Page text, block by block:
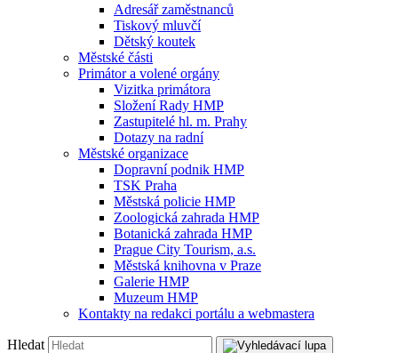
Adresář zaměstnanců
Tiskový mluvčí
Dětský koutek
Městské části
Primátor a volené orgány
Vizitka primátora
Složení Rady HMP
Zastupitelé hl. m. Prahy
Dotazy na radní
Městské organizace
Dopravní podnik HMP
TSK Praha
Městská policie HMP
Zoologická zahrada HMP
Botanická zahrada HMP
Prague City Tourism, a.s.
Městská knihovna v Praze
Galerie HMP
Muzeum HMP
Kontakty na redakci portálu a webmastera
Hledat